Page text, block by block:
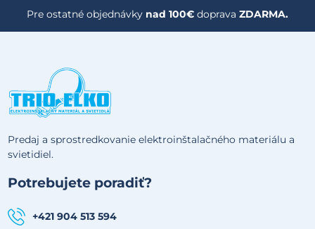
Pre ostatné objednávky nad 100€ doprava ZDARMA.
Predaj a sprostredkovanie elektroinštalačného materiálu a
svietidiel.
Potrebujete poradiť?
+421 904 513 594